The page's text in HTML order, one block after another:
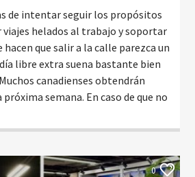
de intentar seguir los propósitos
viajes helados al trabajo y soportar
que salir a la calle parezca un
libre extra suena bastante bien
canadienses obtendrán
semana. En caso de que no
0